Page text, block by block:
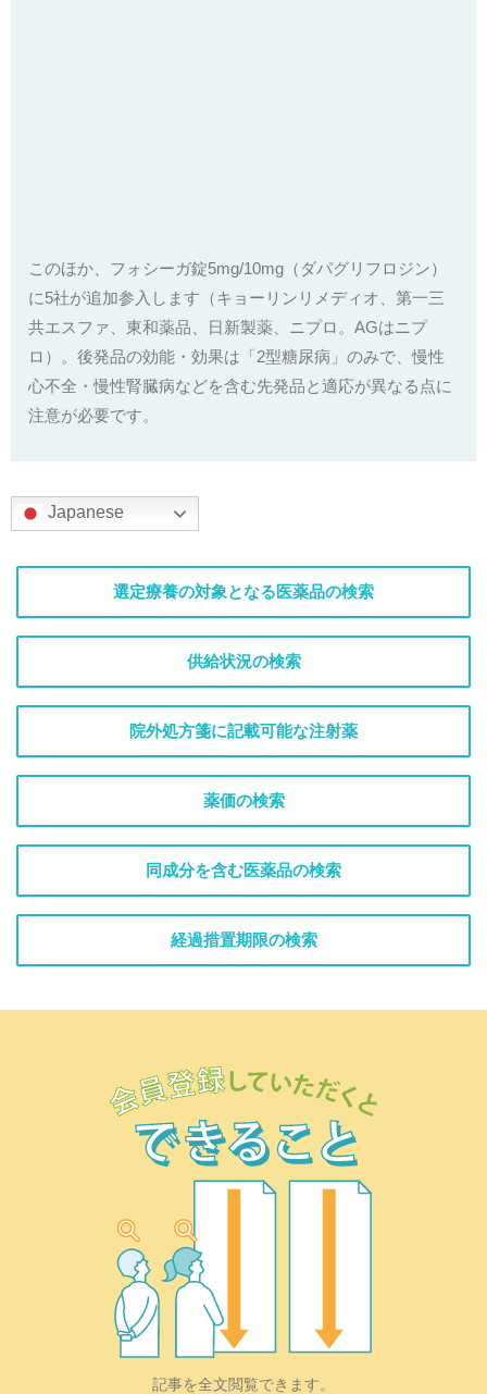
このほか、フォシーガ錠5mg/10mg（ダパグリフロジン）
に5社が追加参入します（キョーリンリメディオ、第一三
共エスファ、東和薬品、日新製薬、ニプロ。AGはニプ
ロ）。後発品の効能・効果は「2型糖尿病」のみで、慢性
心不全・慢性腎臓病などを含む先発品と適応が異なる点に
注意が必要です。
Japanese
選定療養の対象となる医薬品の検索
供給状況の検索
院外処方箋に記載可能な注射薬
薬価の検索
同成分を含む医薬品の検索
経過措置期限の検索
記事を全文閲覧できます。